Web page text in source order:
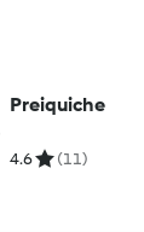
Preiquiche
4.6 (11)